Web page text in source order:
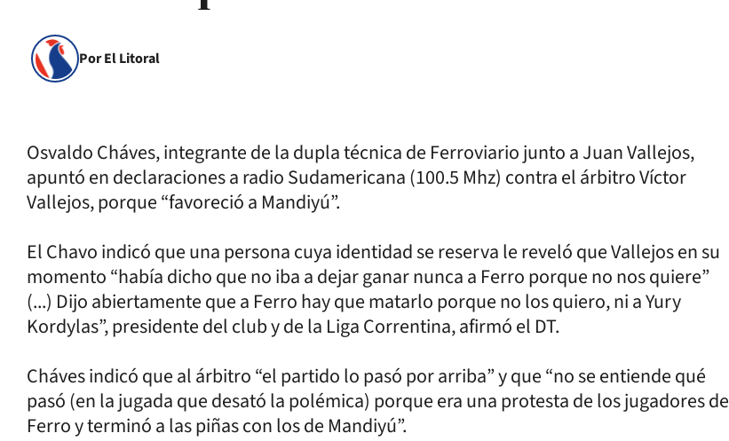
Por El Litoral
Osvaldo Cháves, integrante de la dupla técnica de Ferroviario junto a Juan Vallejos,
apuntó en declaraciones a radio Sudamericana (100.5 Mhz) contra el árbitro Víctor
Vallejos, porque “favoreció a Mandiyú”.
El Chavo indicó que una persona cuya identidad se reserva le reveló que Vallejos en su
momento “había dicho que no iba a dejar ganar nunca a Ferro porque no nos quiere”
(...) Dijo abiertamente que a Ferro hay que matarlo porque no los quiero, ni a Yury
Kordylas”, presidente del club y de la Liga Correntina, afirmó el DT.
Cháves indicó que al árbitro “el partido lo pasó por arriba” y que “no se entiende qué
pasó (en la jugada que desató la polémica) porque era una protesta de los jugadores de
Ferro y terminó a las piñas con los de Mandiyú”.